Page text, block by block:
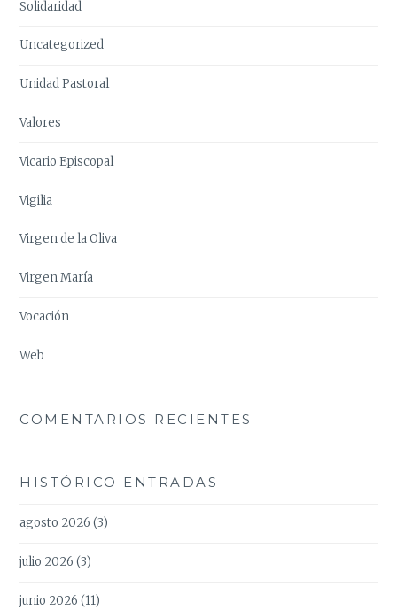
Solidaridad
Uncategorized
Unidad Pastoral
Valores
Vicario Episcopal
Vigilia
Virgen de la Oliva
Virgen María
Vocación
Web
COMENTARIOS RECIENTES
HISTÓRICO ENTRADAS
agosto 2026 (3)
julio 2026 (3)
junio 2026 (11)